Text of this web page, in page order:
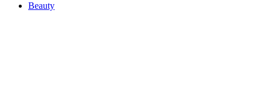
Beauty